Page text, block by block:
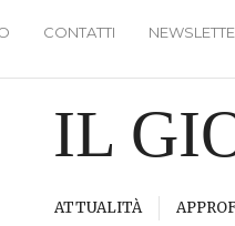
CONTATTI
IL
ATTUALITÀ